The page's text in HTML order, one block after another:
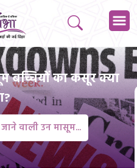
बच्चियों का कसूर क्या
वाली उन मासूम...